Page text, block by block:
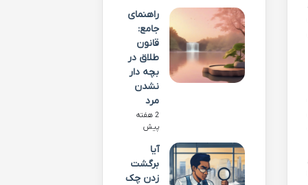
راهنمای
جامع:
قانون
طلاق در
بچه دار
نشدن
مرد
2 هفته
پیش
آیا
برگشت
زدن چک